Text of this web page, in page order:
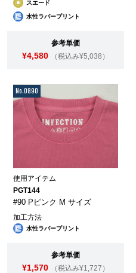
スエード
水性ラバープリント
参考単価
¥4,580 （税込み¥5,038）
No.0890
使用アイテム
PGT144
#90 Pピンク M サイズ
加工方法
水性ラバープリント
参考単価
¥1,570 （税込み¥1,727）